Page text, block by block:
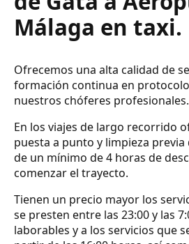
Málaga en taxi.
Ofrecemos una alta calidad de
formación continua en
nuestros chóferes profesionales.
En los viajes de largo recorrido
puesta a punto y limpieza previa
de un mínimo de 4 horas de
comenzar el trayecto.
Tienen un precio mayor los
se presten entre las 23:00 y las
laborables y a los servicios que